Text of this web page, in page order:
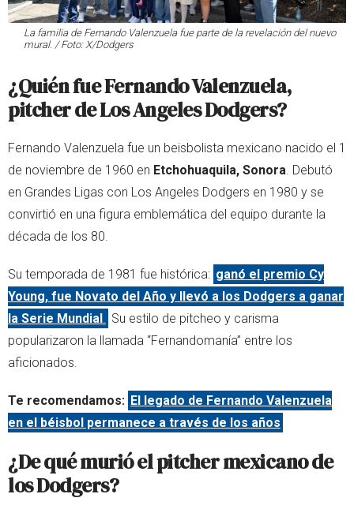
La familia de Fernando Valenzuela fue parte de la revelación del nuevo
mural. / Foto: X/Dodgers
¿Quién fue Fernando Valenzuela,
pitcher de Los Angeles Dodgers?
Fernando Valenzuela fue un beisbolista mexicano nacido el 1
de noviembre de 1960 en Etchohuaquila, Sonora. Debutó
en Grandes Ligas con Los Angeles Dodgers en 1980 y se
convirtió en una figura emblemática del equipo durante la
década de los 80.
Su temporada de 1981 fue histórica: ganó el premio Cy
Young, fue Novato del Año y llevó a los Dodgers a ganar
la Serie Mundial. Su estilo de pitcheo y carisma
popularizaron la llamada “Fernandomanía” entre los
aficionados.
Te recomendamos: El legado de Fernando Valenzuela
en el béisbol permanece a través de los años
¿De qué murió el pitcher mexicano de
los Dodgers?